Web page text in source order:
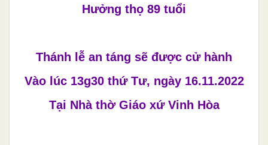
Hưởng thọ 89 tuổi
Thánh lễ an táng sẽ được cử hành
Vào lúc 13g30 thứ Tư, ngày 16.11.2022
Tại Nhà thờ Giáo xứ Vinh Hòa